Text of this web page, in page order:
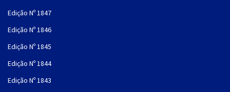
Edição Nº 1847
Edição Nº 1846
Edição Nº 1845
Edição Nº 1844
Edição Nº 1843